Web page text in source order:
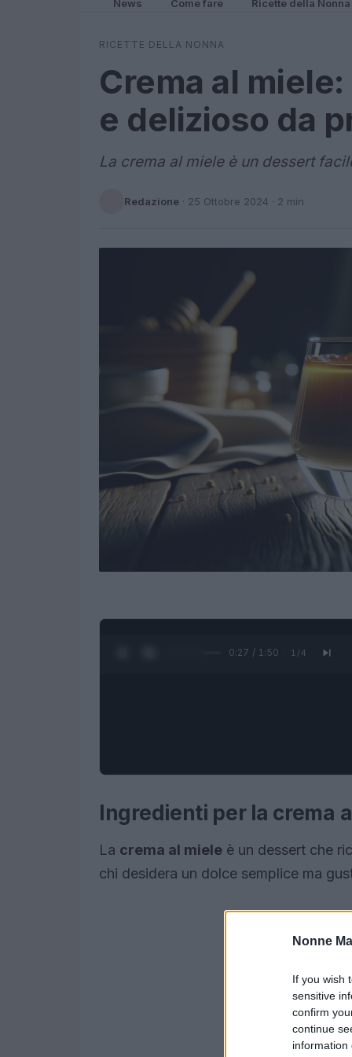
Nonne
If you wish
sensitive
confirm
continue
information
News Come fare Ricette della Nonna
RICETTE DELLA NONNA
Crema al
e delizioso da
La crema al miele è un dessert
Redazione · 25 Ottobre 2024 · 2 min
0:28 / 1:50 1 /4
Ingredienti per la crema
La crema al miele è un dessert che
chi desidera un dolce semplice ma